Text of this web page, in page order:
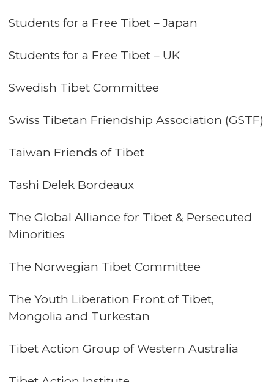
Students for a Free Tibet – Japan
Students for a Free Tibet – UK
Swedish Tibet Committee
Swiss Tibetan Friendship Association (GSTF)
Taiwan Friends of Tibet
Tashi Delek Bordeaux
The Global Alliance for Tibet & Persecuted
Minorities
The Norwegian Tibet Committee
The Youth Liberation Front of Tibet,
Mongolia and Turkestan
Tibet Action Group of Western Australia